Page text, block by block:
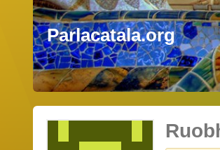
Parlacatala.org